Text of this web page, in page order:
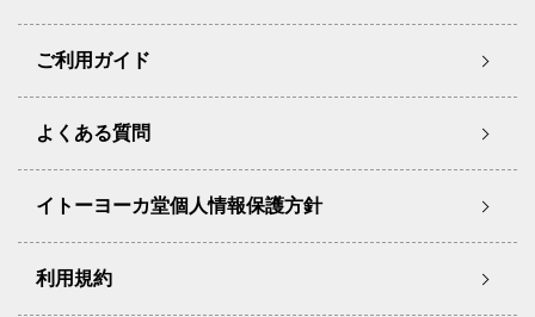
ご利用ガイド
よくある質問
イトーヨーカ堂個人情報保護方針
利用規約